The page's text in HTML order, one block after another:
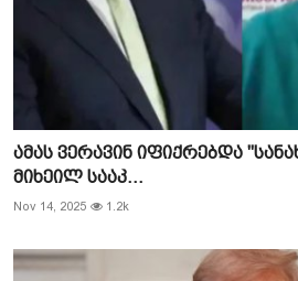
ამას ვერავინ იფიქრებდა
მიხეილ სააკ...
Nov 14, 2025 1.2k